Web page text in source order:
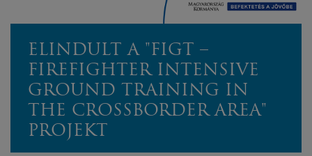
ELINDULT A "FIGT –
FIREFIGHTER INTENSIVE
GROUND TRAINING IN
THE CROSSBORDER AREA"
PROJEKT